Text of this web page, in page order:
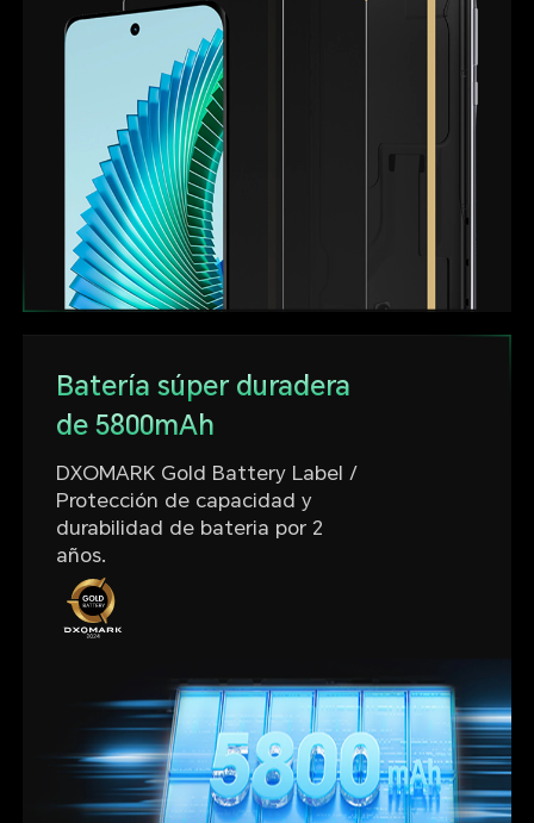
Batería súper duradera
de 5800mAh
DXOMARK Gold Battery Label /
Protección de capacidad y
durabilidad de bateria por 2
años.